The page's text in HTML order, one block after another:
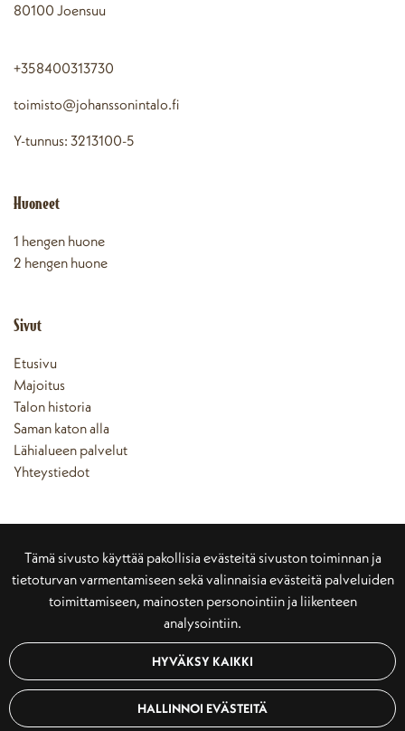
Tämä sivusto käyttää pakollisia evästeitä sivuston toiminnan ja
tietoturvan varmentamiseen sekä valinnaisia evästeitä palveluiden
toimittamiseen, mainosten personointiin ja liikenteen
analysointiin.
HYVÄKSY KAIKKI
HALLINNOI EVÄSTEITÄ
80100 Joensuu
+358400313730
toimisto@johanssonintalo.fi
Y-tunnus: 3213100-5
Huoneet
1 hengen huone
2 hengen huone
Sivut
Etusivu
Majoitus
Talon historia
Saman katon alla
Lähialueen palvelut
Yhteystiedot
Yhteystiedot
Varaus- ja peruutusehdot
© Johanssonintalo 1849 2022. Sivusto:atFlow